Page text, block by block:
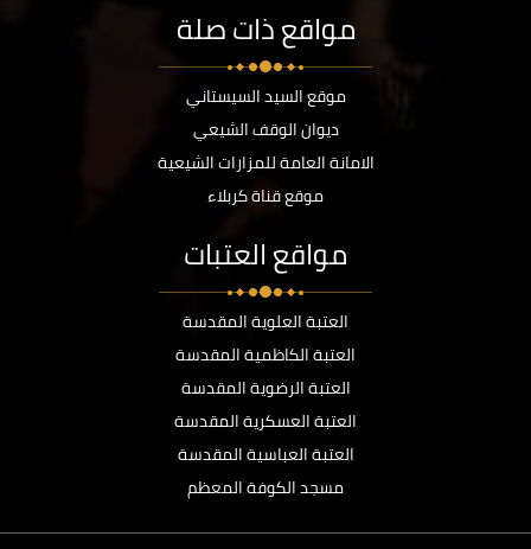
مواقع ذات صلة
موقع السيد السيستاني
ديوان الوقف الشيعي
الامانة العامة للمزارات الشيعية
موقع قناة كربلاء
مواقع العتبات
العتبة العلوية المقدسة
العتبة الكاظمية المقدسة
العتبة الرضوية المقدسة
العتبة العسكرية المقدسة
العتبة العباسية المقدسة
مسجد الكوفة المعظم